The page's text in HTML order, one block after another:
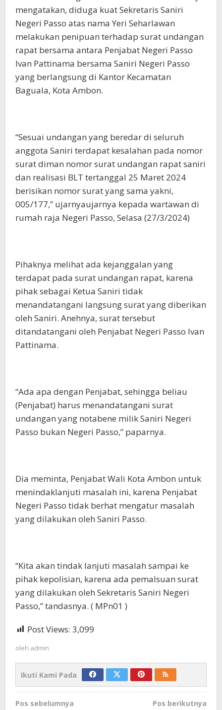
mengatakan, diduga kuat Sekretaris Saniri
Negeri Passo atas nama Yeri Seharlawan
melakukan penipuan terhadap surat undangan
rapat bersama antara Penjabat Negeri Passo
Ivan Pattinama bersama Saniri Negeri Passo
yang berlangsung di Kantor Kecamatan
Baguala, Kota Ambon.
“Sesuai undangan yang beredar di seluruh
anggota Saniri terdapat kesalahan pada nomor
surat diman nomor surat undangan rapat saniri
dan realisasi BLT tertanggal 25 Maret 2024
berisikan nomor surat yang sama yakni,
005/177,” ujarnyaujarnya kepada wartawan di
rumah raja Negeri Passo, Selasa (27/3/2024)
Pihaknya melihat ada kejanggalan yang
terdapat pada surat undangan rapat, karena
pihak sebagai Ketua Saniri tidak
menandatangani langsung surat yang diberikan
oleh Saniri. Anehnya, surat tersebut
ditandatangani oleh Penjabat Negeri Passo Ivan
Pattinama.
“Ada apa dengan Penjabat, sehingga beliau
(Penjabat) harus menandatangani surat
undangan yang notabene milik Saniri Negeri
Passo bukan Negeri Passo,” paparnya.
Dia meminta, Penjabat Wali Kota Ambon untuk
menindaklanjuti masalah ini, karena Penjabat
Negeri Passo tidak berhat mengatur masalah
yang dilakukan oleh Saniri Passo.
“Kita akan tindak lanjuti masalah sampai ke
pihak kepolisian, karena ada pemalsuan surat
yang dilakukan oleh Sekretaris Saniri Negeri
Passo,” tandasnya. ( MPn01 )
Post Views: 3,099
oleh admin
Ikuti Kami Pada
Navigasi
Pos sebelumnya
Pos berikutnya